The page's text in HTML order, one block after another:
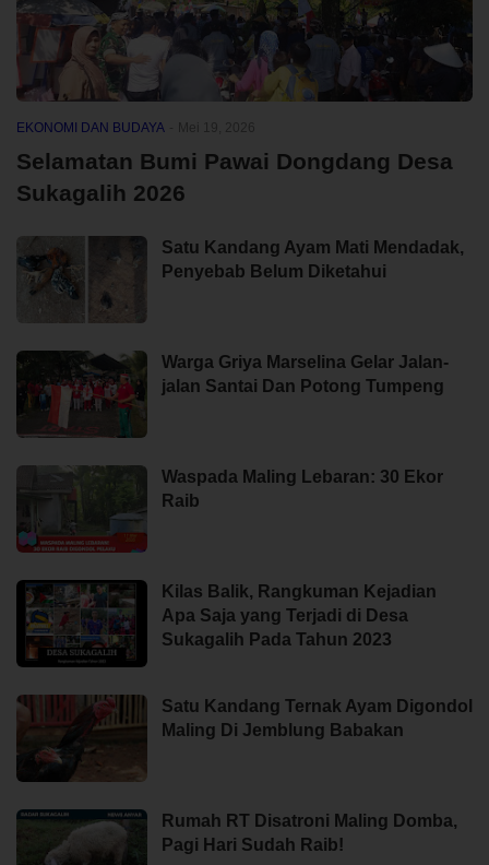
EKONOMI DAN BUDAYA
Selamatan Bumi Pawai Dongdang Desa
Sukagalih 2026
Satu Kandang Ayam Mati Mendadak,
Penyebab Belum Diketahui
Warga Griya Marselina Gelar Jalan-
jalan Santai Dan Potong Tumpeng
Waspada Maling Lebaran: 30 Ekor
Raib
Kilas Balik, Rangkuman Kejadian
Apa Saja yang Terjadi di Desa
Sukagalih Pada Tahun 2023
Satu Kandang Ternak Ayam Digondol
Maling Di Jemblung Babakan
Rumah RT Disatroni Maling Domba,
Pagi Hari Sudah Raib!